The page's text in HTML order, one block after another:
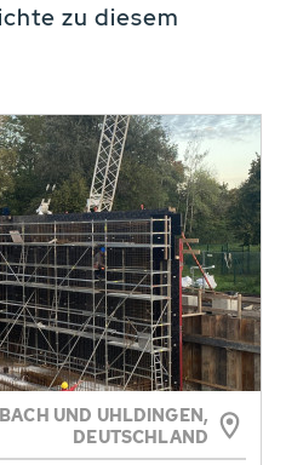
zu diesem
UND UHLDINGEN,
DEUTSCHLAND